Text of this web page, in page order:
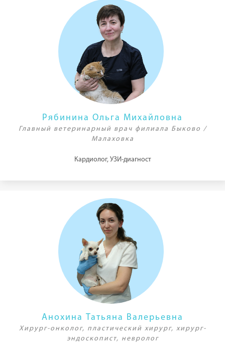
Рябинина Ольга Михайловна
Главный ветеринарный врач филиала Быково /
Малаховка
Кардиолог, УЗИ-диагност
Анохина Татьяна Валерьевна
Хирург-онколог, пластический хирург, хирург-
эндоскопист, невролог